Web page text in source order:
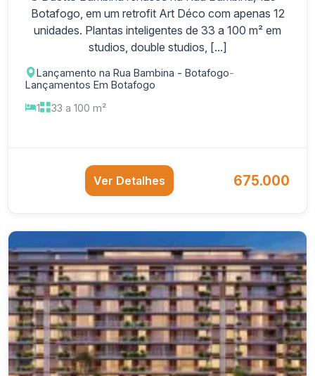
Botafogo, em um retrofit Art Déco com apenas 12
unidades. Plantas inteligentes de 33 a 100 m² em
studios, double studios, [...]
Lançamento na Rua Bambina - Botafogo-
Lançamentos Em Botafogo
1
33 a 100 m²
Ver Detalhes 675.000